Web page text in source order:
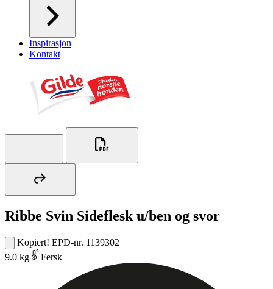
Inspirasjon
Kontakt
Ribbe Svin Sideflesk u/ben og svor
Kopiert! EPD-nr. 1139302
9.0 kg
Fersk